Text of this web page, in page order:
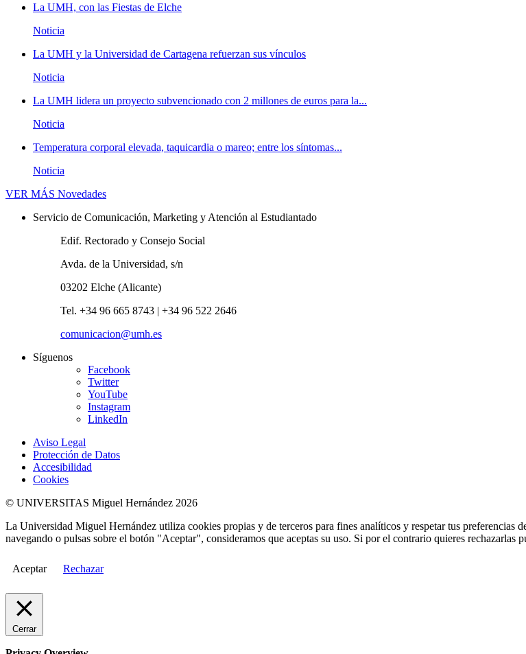
La UMH, con las Fiestas de Elche
Noticia
La UMH y la Universidad de Cartagena refuerzan sus vínculos
Noticia
La UMH lidera un proyecto subvencionado con 2 millones de euros para la...
Noticia
Temperatura corporal elevada, taquicardia o mareo; entre los síntomas...
Noticia
VER MÁS Novedades
Servicio de Comunicación, Marketing y Atención al Estudiantado
Edif. Rectorado y Consejo Social
Avda. de la Universidad, s/n
03202 Elche (Alicante)
Tel. +34 96 665 8743 | +34 96 522 2646
comunicacion@umh.es
Síguenos
Facebook
Twitter
YouTube
Instagram
LinkedIn
Aviso Legal
Protección de Datos
Accesibilidad
Cookies
© UNIVERSITAS Miguel Hernández 2026
La Universidad Miguel Hernández utiliza cookies propias y de terceros para fines analíticos y respetar tus preferencias
navegando o pulsas sobre el botón "Aceptar", consideramos que aceptas su uso. Si por el contrario quieres rechazarlas
Aceptar Rechazar
Cerrar